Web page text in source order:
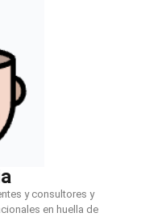
y consultores y
en huella de